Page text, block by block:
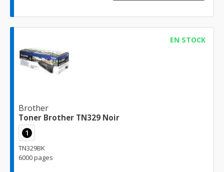
EN STOCK
Brother
Toner Brother TN329 Noir
1
TN329BK
6000 pages